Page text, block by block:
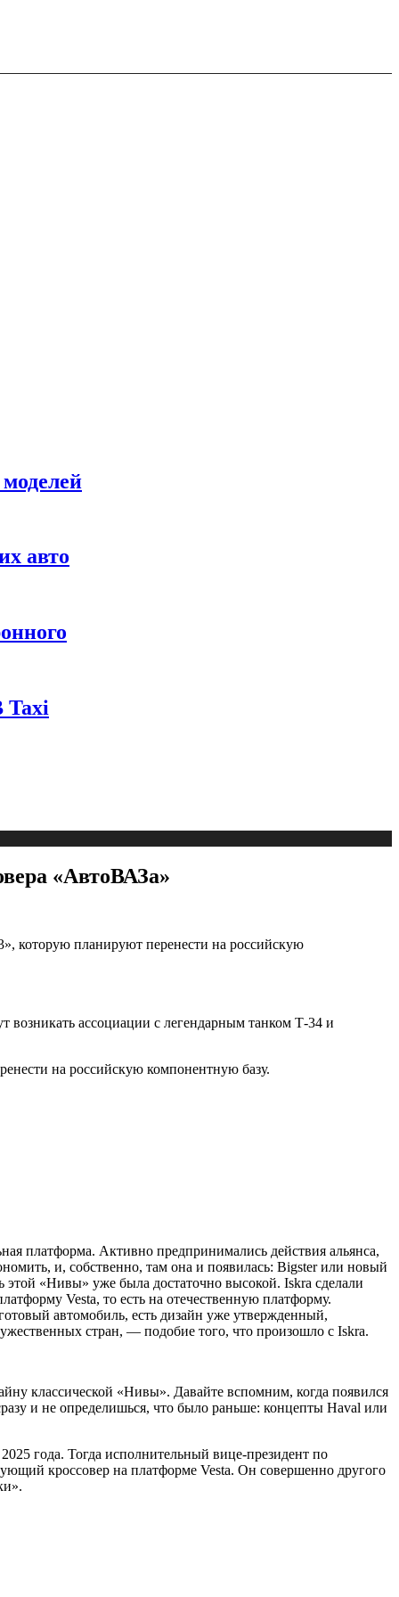
авто
Taxi
«АвтоВАЗа»
которую планируют перенести на российскую
возникать ассоциации с легендарным танком Т-34 и
на российскую компонентную базу.
платформа. Активно предпринимались действия альянса,
и, собственно, там она и появилась: Bigster или новый
этой «Нивы» уже была достаточно высокой. Iskra сделали
Vesta, то есть на отечественную платформу.
автомобиль, есть дизайн уже утвержденный,
стран, — подобие того, что произошло с Iskra.
классической «Нивы». Давайте вспомним, когда появился
и не определишься, что было раньше: концепты Haval или
года. Тогда исполнительный вице-президент по
кроссовер на платформе Vesta. Он совершенно другого